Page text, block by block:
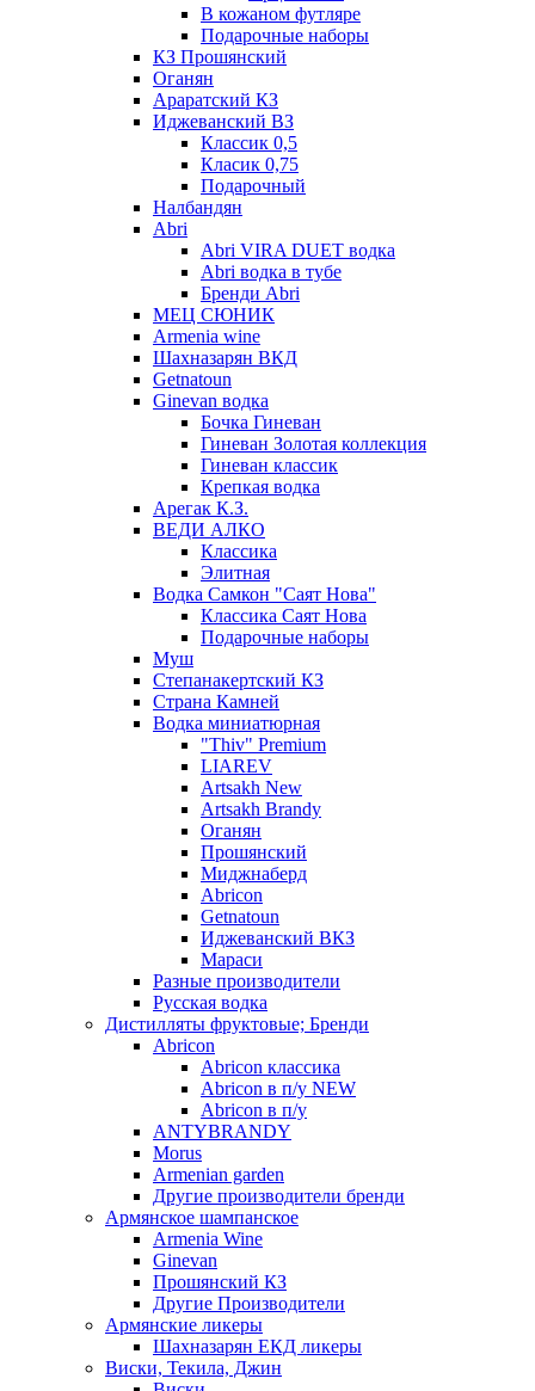
В кожаном футляре
Подарочные наборы
КЗ Прошянский
Оганян
Араратский КЗ
Иджеванский ВЗ
Классик 0,5
Класик 0,75
Подарочный
Налбандян
Abri
Abri VIRA DUET водка
Abri водка в тубе
Бренди Abri
МЕЦ СЮНИК
Armenia wine
Шахназарян ВКД
Getnatoun
Ginevan водка
Бочка Гиневан
Гиневан Золотая коллекция
Гиневан классик
Крепкая водка
Арегак К.З.
ВЕДИ АЛКО
Классика
Элитная
Водка Самкон "Саят Нова"
Классика Саят Нова
Подарочные наборы
Муш
Степанакертский КЗ
Страна Камней
Водка миниатюрная
"Thiv" Premium
LIAREV
Artsakh New
Artsakh Brandy
Оганян
Прошянский
Миджнаберд
Abricon
Getnatoun
Иджеванский ВКЗ
Мараси
Разные производители
Русская водка
Дистилляты фруктовые; Бренди
Abricon
Abricon классика
Abricon в п/у NEW
Abricon в п/у
ANTYBRANDY
Morus
Armenian garden
Другие производители бренди
Армянское шампанское
Armenia Wine
Ginevan
Прошянский КЗ
Другие Производители
Армянские ликеры
Шахназарян ЕКД ликеры
Виски, Текила, Джин